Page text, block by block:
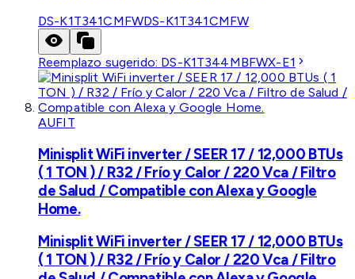
DS-K1T341CMFWDS-K1T341CMFW
Reemplazo sugerido: DS-K1T344MBFWX-E1
AUFIT
Minisplit WiFi inverter / SEER 17 / 12,000 BTUs
( 1 TON ) / R32 / Frío y Calor / 220 Vca / Filtro
de Salud / Compatible con Alexa y Google
Home.
Minisplit WiFi inverter / SEER 17 / 12,000 BTUs
( 1 TON ) / R32 / Frío y Calor / 220 Vca / Filtro